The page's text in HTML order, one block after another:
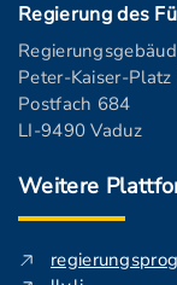
Regierung des
Peter-Kaiser-Platz
Postfach 684
LI-9490 Vaduz
Weitere